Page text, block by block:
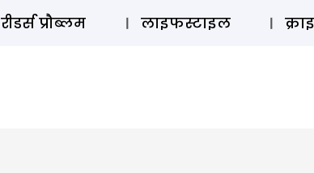
रीडर्स प्रौब्लम लाइफस्टाइल